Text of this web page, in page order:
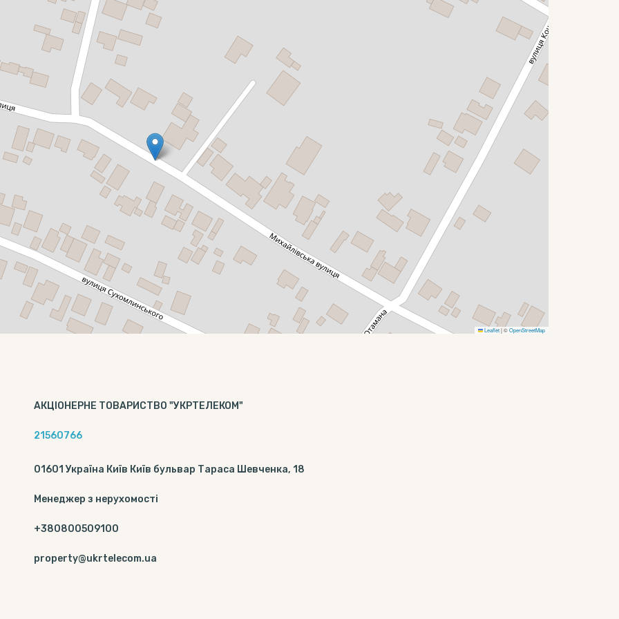
Leaflet|©OpenStreetMap
АКЦІОНЕРНЕ ТОВАРИСТВО "УКРТЕЛЕКОМ"
21560766
01601 Україна Київ Київ бульвар Тараса Шевченка, 18
Менеджер з нерухомості
+380800509100
property@ukrtelecom.ua